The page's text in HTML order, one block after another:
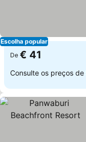
Escolha popular
De € 41
Consulte os preços de